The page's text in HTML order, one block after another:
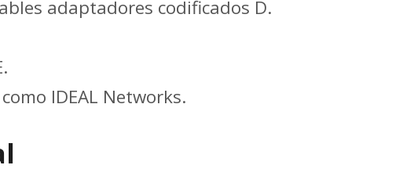
adaptadores codificados D.
IDEAL Networks.